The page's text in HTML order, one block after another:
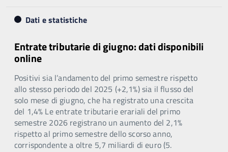
Dati e statistiche
Entrate tributarie di giugno: dati disponibili
online
Positivi sia l’andamento del primo semestre rispetto
allo stesso periodo del 2025 (+2,1%) sia il flusso del
solo mese di giugno, che ha registrato una crescita
del 1,4% Le entrate tributarie erariali del primo
semestre 2026 registrano un aumento del 2,1%
rispetto al primo semestre dello scorso anno,
corrispondente a oltre 5,7 miliardi di euro (5.